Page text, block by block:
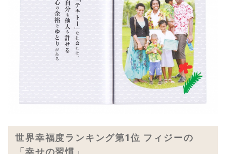
世界幸福度ランキング第1位 フィジーの